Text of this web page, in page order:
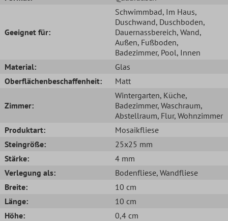
Geeignet für:
Schwimmbad, Im Haus,
Duschwand, Duschboden,
Dauernassbereich, Wand,
Außen, Fußboden,
Badezimmer, Pool, Innen
Material:
Glas
Oberflächenbeschaffenheit:
Matt
Zimmer:
Wintergarten, Küche,
Badezimmer, Waschraum,
Abstellraum, Flur, Wohnzimmer
Produktart:
Mosaikfliese
Steingröße:
25x25 mm
Stärke:
4 mm
Verlegung als:
Bodenfliese, Wandfliese
Breite:
10 cm
Länge:
10 cm
Höhe:
0,4 cm